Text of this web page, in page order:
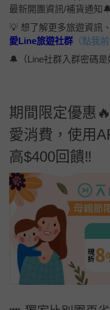
最新開團資訊/補貨通知🔔
💡 想了解更多旅遊資訊
愛Line旅遊社群 （點我前
🔔（Line社群入群密碼是
期間限定優惠
愛消費，使用
高$400回饋‼️